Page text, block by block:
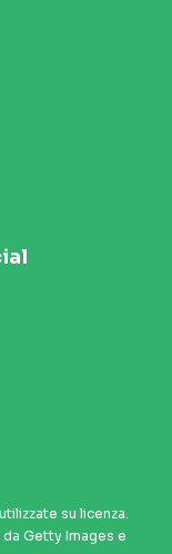
su licenza.
Getty Images e